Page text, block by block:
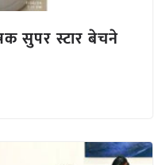
सुपर स्टार बेचने